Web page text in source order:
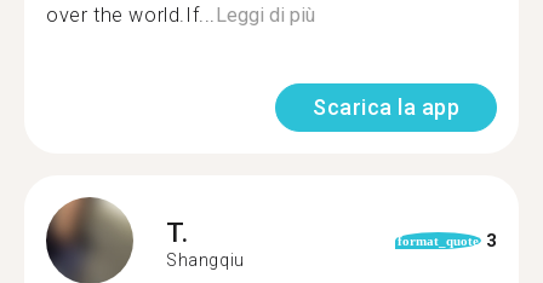
over the world.If...Leggi di più
Scarica la app
T.
Shangqiu
format_quote 3